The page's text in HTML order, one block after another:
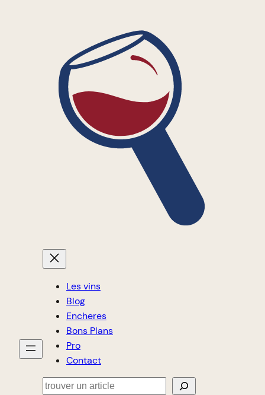
Les vins
Blog
Encheres
Bons Plans
Pro
Contact
Rechercher